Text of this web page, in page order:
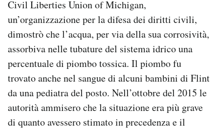
Civil Liberties Union of Michigan,
un’organizzazione per la difesa dei diritti civili,
dimostrò che l’acqua, per via della sua corrosività,
assorbiva nelle tubature del sistema idrico una
percentuale di piombo tossica. Il piombo fu
trovato anche nel sangue di alcuni bambini di Flint
da una pediatra del posto. Nell’ottobre del 2015 le
autorità ammisero che la situazione era più grave
di quanto avessero stimato in precedenza e il